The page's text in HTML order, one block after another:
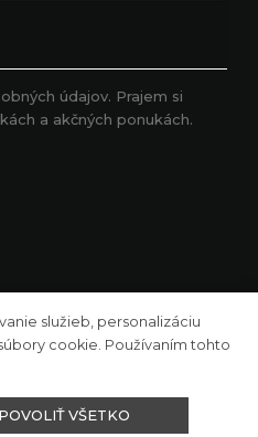
služieb, personalizáciu
cookie. Používaním tohto
POVOLIŤ VŠETKO
údajov. Prajem si
a akčných ponukách.
VOP